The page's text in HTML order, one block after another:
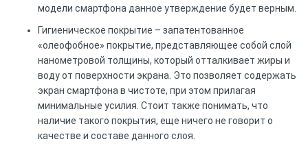
модели смартфона данное утверждение будет верным.
Гигиеническое покрытие – запатентованное
«олеофобное» покрытие, представляющее собой слой
нанометровой толщины, который отталкивает жиры и
воду от поверхности экрана. Это позволяет содержать
экран смартфона в чистоте, при этом прилагая
минимальные усилия. Стоит также понимать, что
наличие такого покрытия, еще ничего не говорит о
качестве и составе данного слоя.